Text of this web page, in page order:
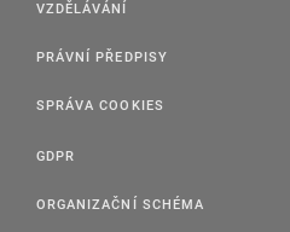
VZDĚLÁVÁNÍ
PRÁVNÍ PŘEDPISY
SPRÁVA COOKIES
GDPR
ORGANIZAČNÍ SCHÉMA